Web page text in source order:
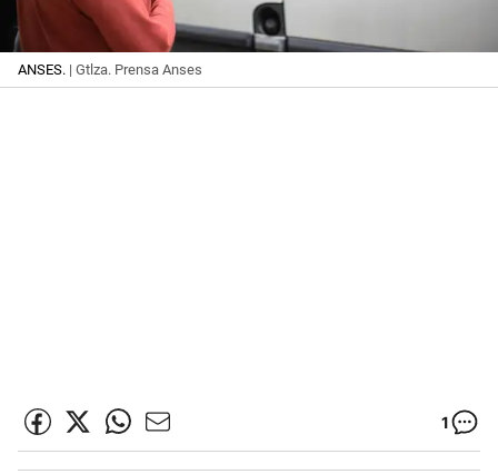
ANSES. | Gtlza. Prensa Anses
1